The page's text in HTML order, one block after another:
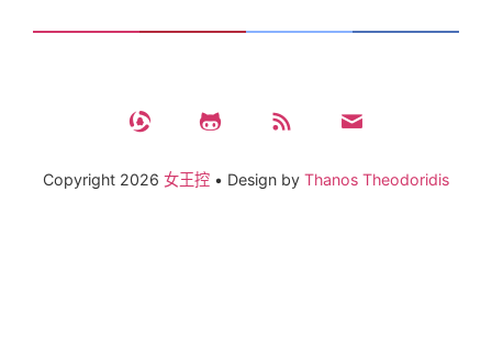
搜
Copyright 2026 女王控 • Design by Thanos Theodoridis